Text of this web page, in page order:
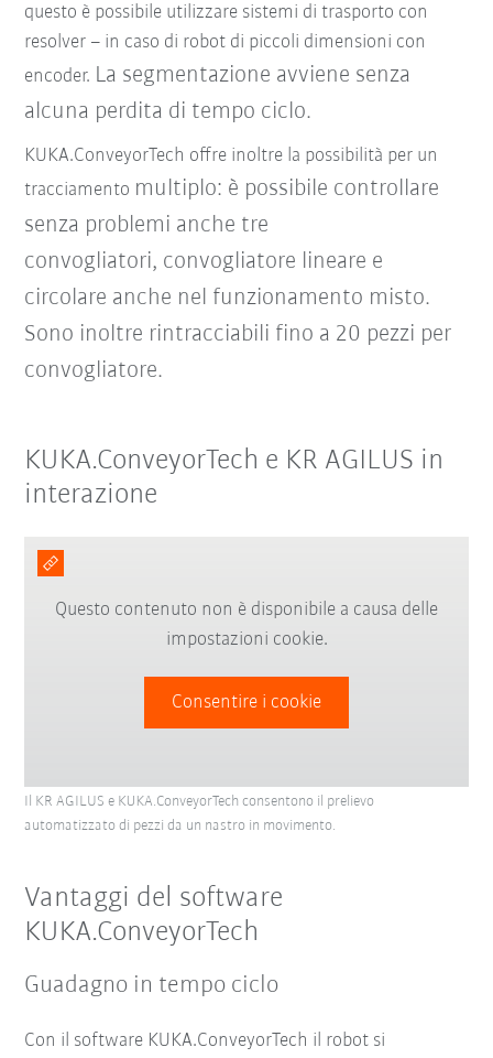
questo è possibile utilizzare sistemi di trasporto con
resolver – in caso di robot di piccoli dimensioni con
encoder. La segmentazione avviene senza
alcuna perdita di tempo ciclo.
KUKA.ConveyorTech offre inoltre la possibilità per un
tracciamento multiplo: è possibile controllare
senza problemi anche tre
convogliatori, convogliatore lineare e
circolare anche nel funzionamento misto.
Sono inoltre rintracciabili fino a 20 pezzi per
convogliatore.
KUKA.ConveyorTech e KR AGILUS in
interazione
Questo contenuto non è disponibile a causa delle
impostazioni cookie.
Consentire i cookie
Il KR AGILUS e KUKA.ConveyorTech consentono il prelievo
automatizzato di pezzi da un nastro in movimento.
Vantaggi del software
KUKA.ConveyorTech
Guadagno in tempo ciclo
Con il software KUKA.ConveyorTech il robot si